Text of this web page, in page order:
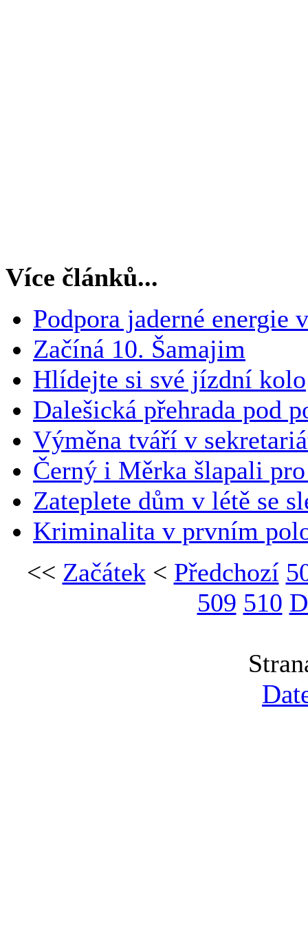
Více článků...
Podpora jaderné energie
Začíná 10. Šamajim
Hlídejte si své jízdní kolo
Dalešická přehrada pod
Výměna tváří v
Černý i Měrka šlapali
Zateplete dům v létě se
Kriminalita v prvním
<< Začátek < Předchozí
509 510